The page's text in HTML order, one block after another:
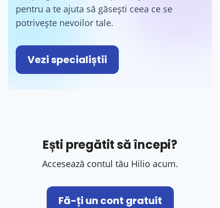
pentru a te ajuta să găsești ceea ce se
potrivește nevoilor tale.
Vezi specialiștii
Ești pregătit să începi?
Accesează contul tău Hilio acum.
Fă-ți un cont gratuit